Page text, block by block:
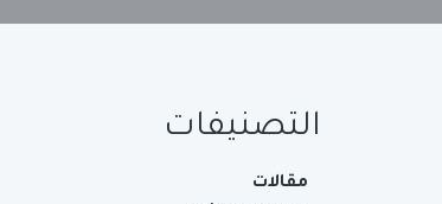
التصنيفات
مقالات